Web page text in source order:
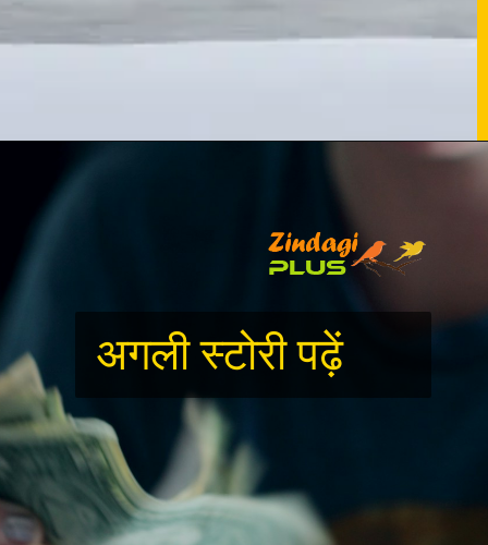
Opening
अगली स्टोरी पढ़ें